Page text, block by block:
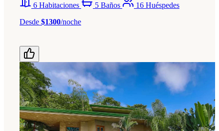
6 Habitaciones 5 Baños
16 Huéspedes
Desde $1300/noche